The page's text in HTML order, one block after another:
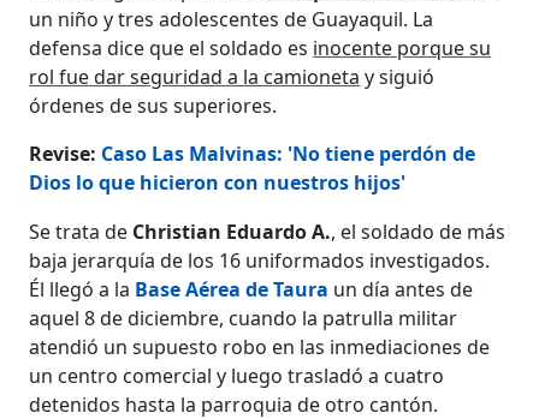
un niño y tres adolescentes de Guayaquil. La
defensa dice que el soldado es inocente porque su
rol fue dar seguridad a la camioneta y siguió
órdenes de sus superiores.
Revise: Caso Las Malvinas: 'No tiene perdón de
Dios lo que hicieron con nuestros hijos'
Se trata de Christian Eduardo A., el soldado de más
baja jerarquía de los 16 uniformados investigados.
Él llegó a la Base Aérea de Taura un día antes de
aquel 8 de diciembre, cuando la patrulla militar
atendió un supuesto robo en las inmediaciones de
un centro comercial y luego trasladó a cuatro
detenidos hasta la parroquia de otro cantón.